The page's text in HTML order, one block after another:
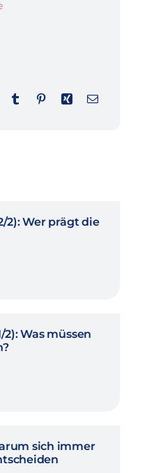
2): Wer prägt die
Was müssen
sich immer